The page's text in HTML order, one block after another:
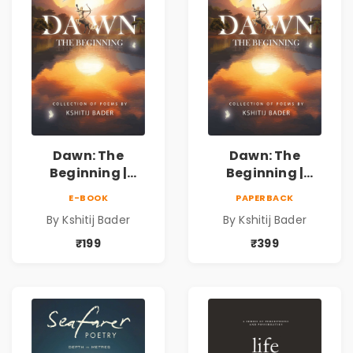
Dawn: The
Beginning |
Philosophical
Poems by Kshitij
E-BOOK
By Kshitij Bader
₹199
Dawn: The
Beginning |
Philosophical
Poems by Kshitij
PAPERBACK
By Kshitij Bader
₹399